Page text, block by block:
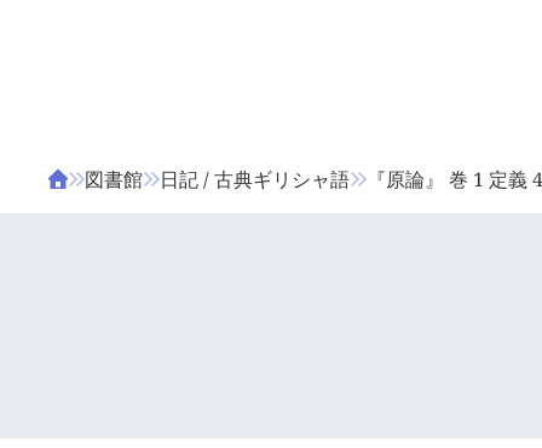
図書館 日記 / 古典ギリシャ語 『原論』 巻 1 定義 4